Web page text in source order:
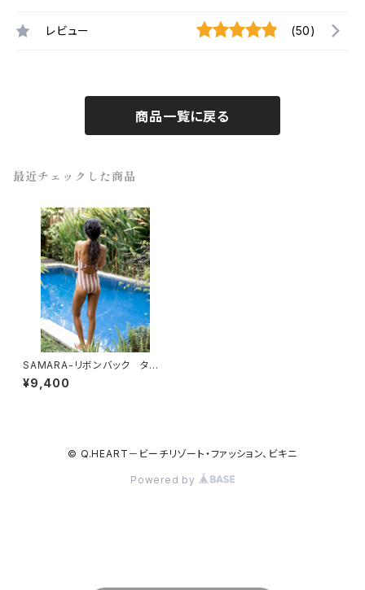
レビュー (50)
商品一覧に戻る
最近チェックした商品
SAMARA-リボンバック タン
キニーストライプ
¥9,400
© Q.HEART－ビーチリゾート・ファッション、ビキニ
Powered by